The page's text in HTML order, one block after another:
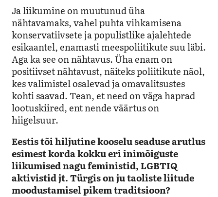
Ja liikumine on muutunud üha
nähtavamaks, vahel puhta vihkamisena
konservatiivsete ja populistlike ajalehtede
esikaantel, enamasti meespoliitikute suu läbi.
Aga ka see on nähtavus. Üha enam on
positiivset nähtavust, näiteks poliitikute näol,
kes valimistel osalevad ja omavalitsustes
kohti saavad. Tean, et need on väga haprad
lootuskiired, ent nende väärtus on
hiigelsuur.
Eestis tõi hiljutine kooselu seaduse arutlus
esimest korda kokku eri inimõiguste
liikumised nagu feministid, LGBTIQ
aktivistid jt. Türgis on ju taoliste liitude
moodustamisel pikem traditsioon?